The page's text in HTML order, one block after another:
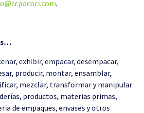
.
exhibir, empacar, desempacar,
producir, montar, ensamblar,
mezclar, transformar y manipular
productos, materias primas,
de empaques, envases y otros